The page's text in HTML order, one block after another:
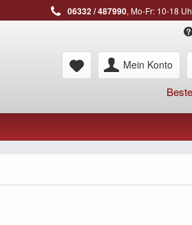
06332 / 487990, Mo-Fr: 10-18
Mein Konto